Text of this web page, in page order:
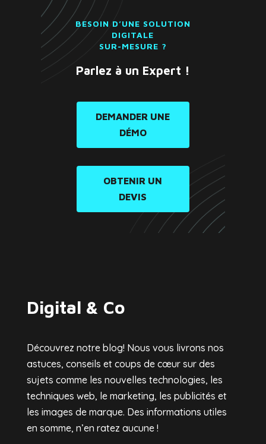
BESOIN D’UNE SOLUTION
DIGITALE
SUR-MESURE ?
Parlez à un Expert !
DEMANDER UNE
DÉMO
OBTENIR UN
DEVIS
Digital & Co
Découvrez notre blog! Nous vous livrons nos
astuces, conseils et coups de cœur sur des
sujets comme les nouvelles technologies, les
techniques web, le marketing, les publicités et
les images de marque. Des informations utiles
en somme, n’en ratez aucune !